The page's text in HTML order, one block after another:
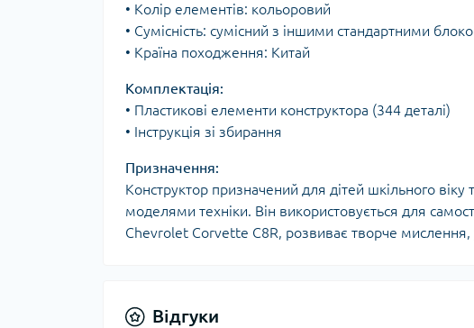
• Колір елементів: кольоровий
• Сумісність: сумісний з іншими стандартними
• Країна походження: Китай
Комплектація:
• Пластикові елементи конструктора (344 деталі)
• Інструкція зі збирання
Призначення:
Конструктор призначений для дітей шкільного
моделями техніки. Він використовується для
Chevrolet Corvette C8R, розвиває творче мислення,
Відгуки